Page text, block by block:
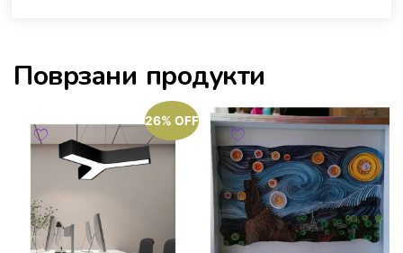
Поврзани продукти
26% OFF